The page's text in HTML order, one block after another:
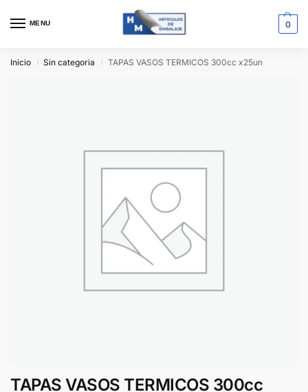
MENU 0
Inicio / Sin categoria / TAPAS VASOS TERMICOS 300cc x25un
TAPAS VASOS TERMICOS 300cc